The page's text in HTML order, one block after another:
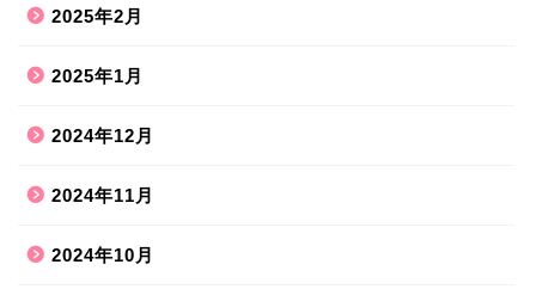
2025年2月
2025年1月
2024年12月
2024年11月
2024年10月